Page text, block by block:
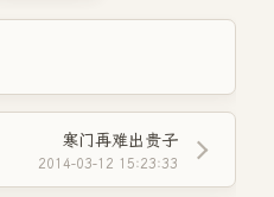
寒门再难出贵子
2014-03-12 15:23:33